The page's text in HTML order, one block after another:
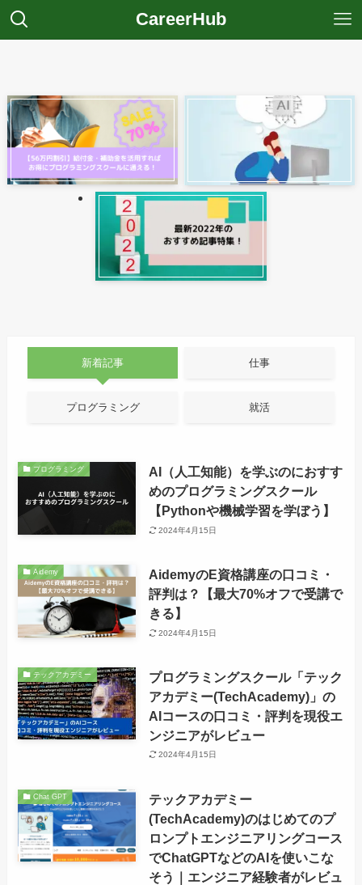
CareerHub
新着記事 仕事
プログラミング 就活
プログラミング
AI（人工知能）を学ぶのにおすす
めのプログラミングスクール
【Pythonや機械学習を学ぼう】
2024年4月15日
Aidemy
AidemyのE資格講座の口コミ・
評判は？【最大70%オフで受講で
きる】
2024年4月15日
テックアカデミー
プログラミングスクール「テック
アカデミー(TechAcademy)」の
AIコースの口コミ・評判を現役エ
ンジニアがレビュー
2024年4月15日
Chat GPT
テックアカデミー
(TechAcademy)のはじめてのプ
ロンプトエンジニアリングコース
でChatGPTなどのAIを使いこな
そう｜エンジニア経験者がレビュ